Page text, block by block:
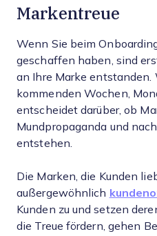
Markentreue
Wenn Sie beim
geschaffen haben, sind
an Ihre Marke entstanden.
kommenden Wochen,
entscheidet darüber, ob
Mundpropaganda und
entstehen.
Die Marken, die Kunden
außergewöhnlich
Kunden zu und setzen
die Treue fördern, gehen